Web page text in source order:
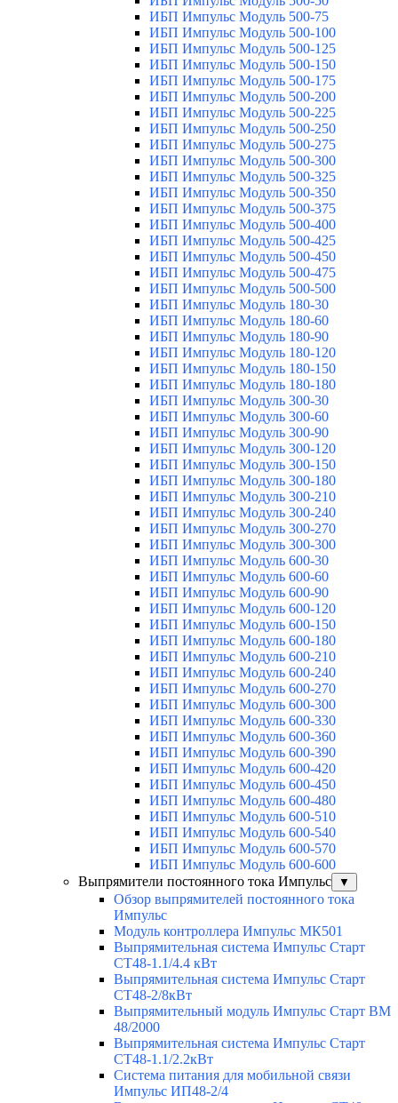
ИБП Импульс Модуль 500-75
ИБП Импульс Модуль 500-100
ИБП Импульс Модуль 500-125
ИБП Импульс Модуль 500-150
ИБП Импульс Модуль 500-175
ИБП Импульс Модуль 500-200
ИБП Импульс Модуль 500-225
ИБП Импульс Модуль 500-250
ИБП Импульс Модуль 500-275
ИБП Импульс Модуль 500-300
ИБП Импульс Модуль 500-325
ИБП Импульс Модуль 500-350
ИБП Импульс Модуль 500-375
ИБП Импульс Модуль 500-400
ИБП Импульс Модуль 500-425
ИБП Импульс Модуль 500-450
ИБП Импульс Модуль 500-475
ИБП Импульс Модуль 500-500
ИБП Импульс Модуль 180-30
ИБП Импульс Модуль 180-60
ИБП Импульс Модуль 180-90
ИБП Импульс Модуль 180-120
ИБП Импульс Модуль 180-150
ИБП Импульс Модуль 180-180
ИБП Импульс Модуль 300-30
ИБП Импульс Модуль 300-60
ИБП Импульс Модуль 300-90
ИБП Импульс Модуль 300-120
ИБП Импульс Модуль 300-150
ИБП Импульс Модуль 300-180
ИБП Импульс Модуль 300-210
ИБП Импульс Модуль 300-240
ИБП Импульс Модуль 300-270
ИБП Импульс Модуль 300-300
ИБП Импульс Модуль 600-30
ИБП Импульс Модуль 600-60
ИБП Импульс Модуль 600-90
ИБП Импульс Модуль 600-120
ИБП Импульс Модуль 600-150
ИБП Импульс Модуль 600-180
ИБП Импульс Модуль 600-210
ИБП Импульс Модуль 600-240
ИБП Импульс Модуль 600-270
ИБП Импульс Модуль 600-300
ИБП Импульс Модуль 600-330
ИБП Импульс Модуль 600-360
ИБП Импульс Модуль 600-390
ИБП Импульс Модуль 600-420
ИБП Импульс Модуль 600-450
ИБП Импульс Модуль 600-480
ИБП Импульс Модуль 600-510
ИБП Импульс Модуль 600-540
ИБП Импульс Модуль 600-570
ИБП Импульс Модуль 600-600
Выпрямители постоянного тока Импульс
▼
Обзор выпрямителей постоянного тока
Импульс
Модуль контроллера Импульс МК501
Выпрямительная система Импульс Старт
СТ48-1.1/4.4 кВт
Выпрямительная система Импульс Старт
СТ48-2/8кВт
Выпрямительный модуль Импульс Старт ВМ
48/2000
Выпрямительная система Импульс Старт
СТ48-1.1/2.2кВт
Система питания для мобильной связи
Импульс ИП48-2/4